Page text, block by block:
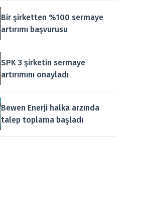
Bir şirketten %100 sermaye
artırımı başvurusu
SPK 3 şirketin sermaye
artırımını onayladı
Bewen Enerji halka arzında
talep toplama başladı